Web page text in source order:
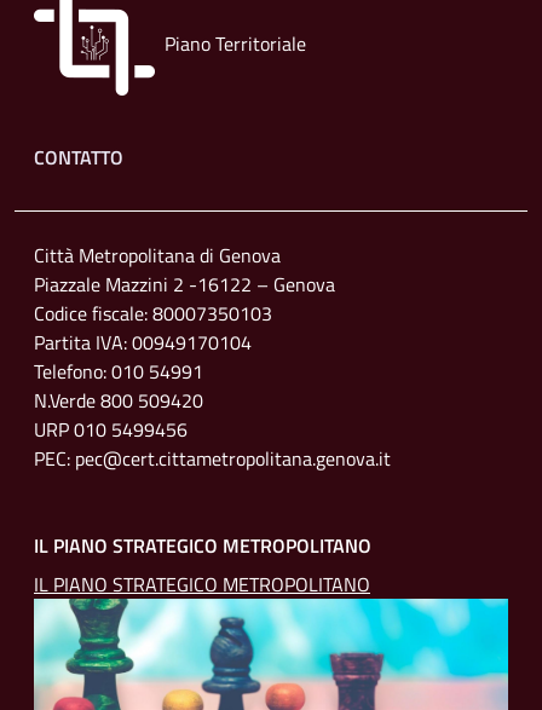
Piano Territoriale
Footer menu
CONTATTO
Città Metropolitana di Genova
Piazzale Mazzini 2 -16122 – Genova
Codice fiscale: 80007350103
Partita IVA: 00949170104
Telefono: 010 54991
N.Verde 800 509420
URP 010 5499456
PEC: pec@cert.cittametropolitana.genova.it
IL PIANO STRATEGICO METROPOLITANO
IL PIANO STRATEGICO METROPOLITANO